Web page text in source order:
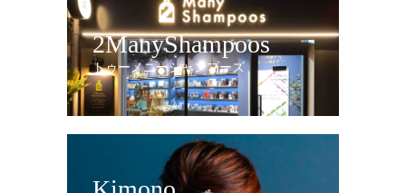
2ManyShampoos
トゥーメニーシャンプーズ